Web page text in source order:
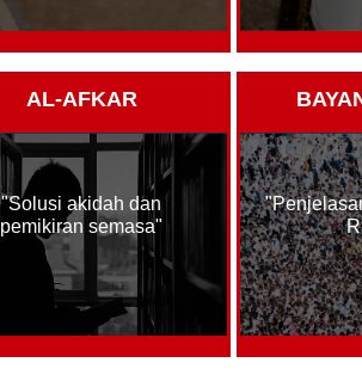
AL-AFKAR
"Solusi akidah dan
pemikiran semasa"